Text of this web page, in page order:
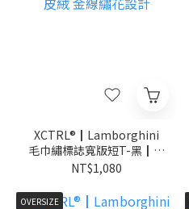
XCTRL®┃Lamborghini
毛巾繡標誌寬版短T-黑┃麂
皮絨 金線繡花設計
NT$1,080
OVERSIZE